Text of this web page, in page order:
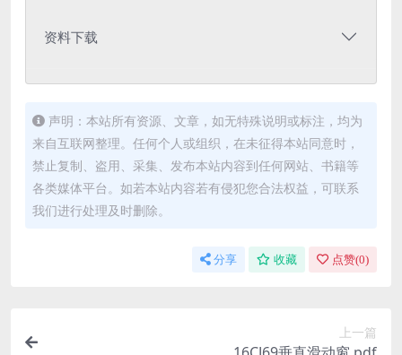
资料下载
声明：本站所有资源、文章，如无特殊说明或标注，均为
来自互联网整理。任何个人或组织，在未征得本站同意时，
禁止复制、盗用、采集、发布本站内容到任何网站、书籍等
各类媒体平台。如若本站内容若有侵犯您合法权益，可联系
我们进行处理及时删除。
分享 收藏 点赞(0)
上一篇